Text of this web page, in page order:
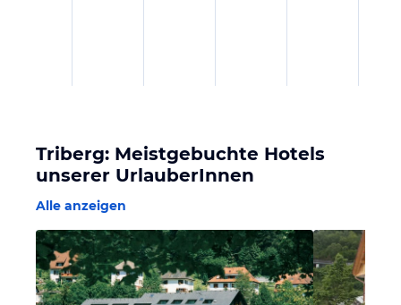
Triberg: Meistgebuchte Hotels
unserer UrlauberInnen
Alle anzeigen